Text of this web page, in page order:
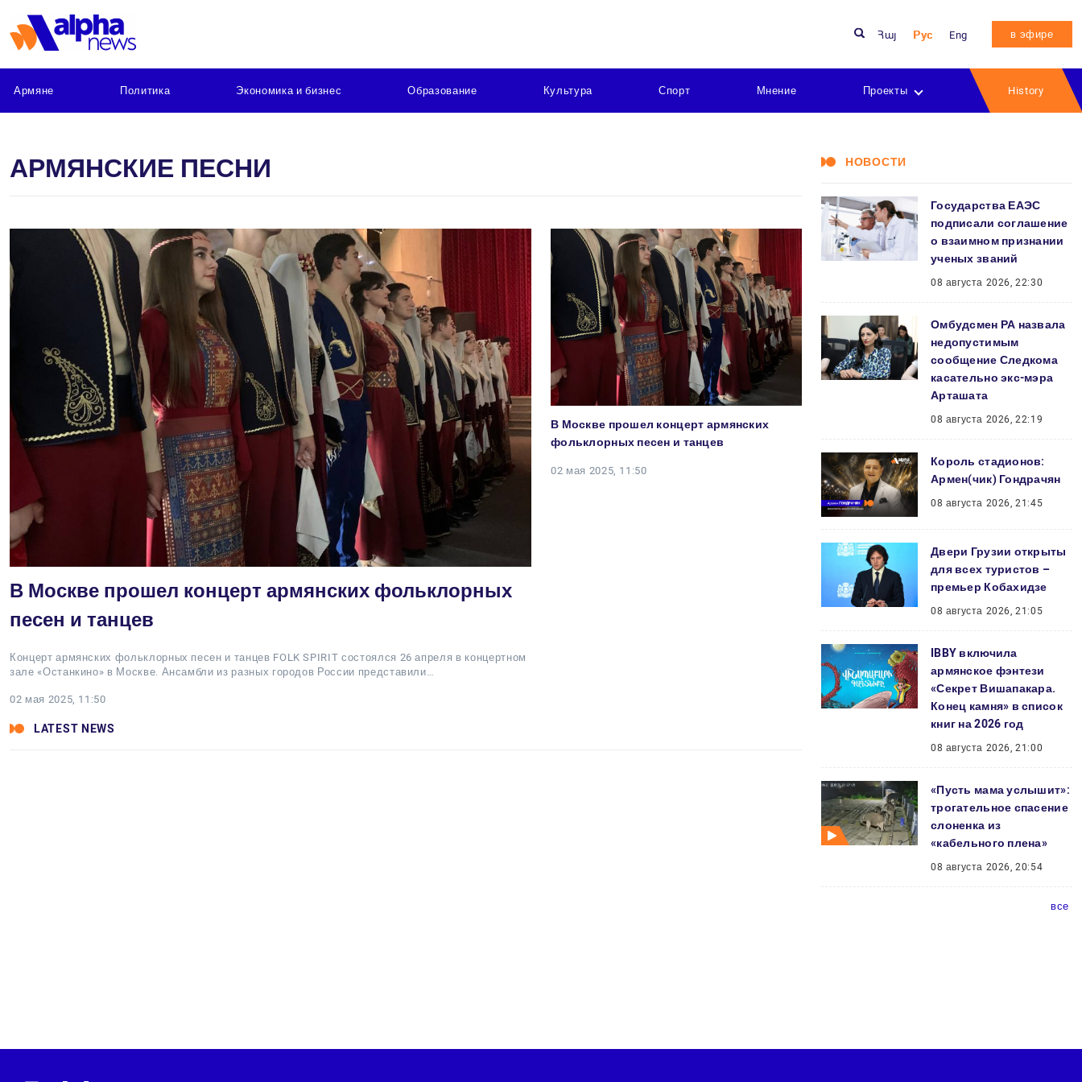
Հայ Рус Eng в эфире
Армяне Политика Экономика и бизнес Образование Культура Спорт Мнение Проекты History
АРМЯНСКИЕ ПЕСНИ
В Москве прошел концерт армянских фольклорных
песен и танцев
Концерт армянских фольклорных песен и танцев FOLK SPIRIT состоялся 26 апреля в концертном
зале «Останкино» в Москве. Ансамбли из разных городов России представили…
02 мая 2025, 11:50
В Москве прошел концерт армянских
фольклорных песен и танцев
02 мая 2025, 11:50
LATEST NEWS
НОВОСТИ
Государства ЕАЭС
подписали соглашение
о взаимном признании
ученых званий
08 августа 2026, 22:30
Омбудсмен РА назвала
недопустимым
сообщение Следкома
касательно экс-мэра
Арташата
08 августа 2026, 22:19
Король стадионов:
Армен(чик) Гондрачян
08 августа 2026, 21:45
Двери Грузии открыты
для всех туристов –
премьер Кобахидзе
08 августа 2026, 21:05
IBBY включила
армянское фэнтези
«Секрет Вишапакара.
Конец камня» в список
книг на 2026 год
08 августа 2026, 21:00
«Пусть мама услышит»:
трогательное спасение
слоненка из
«кабельного плена»
08 августа 2026, 20:54
все